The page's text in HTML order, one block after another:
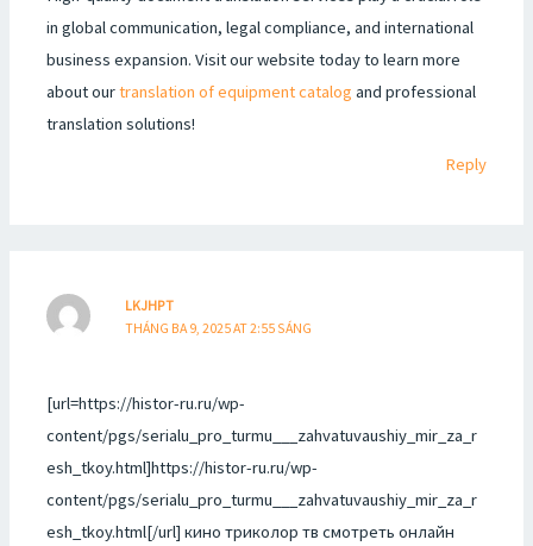
in global communication, legal compliance, and international
business expansion. Visit our website today to learn more
about ourtranslation of equipment catalog and professional
translation solutions!
Reply
LKJHPT
THÁNG BA 9, 2025 AT 2:55 SÁNG
[url=https://histor-ru.ru/wp-
content/pgs/serialu_pro_turmu___zahvatuvaushiy_mir_za_r
esh_tkoy.html]https://histor-ru.ru/wp-
content/pgs/serialu_pro_turmu___zahvatuvaushiy_mir_za_r
esh_tkoy.html[/url] кино триколор тв смотреть онлайн